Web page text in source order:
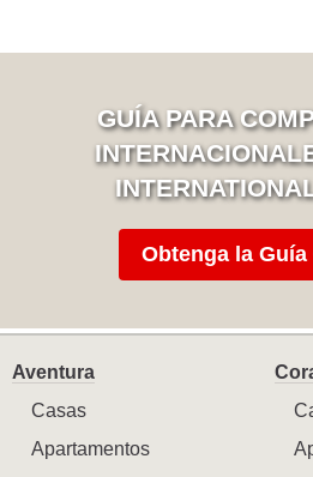
GUÍA PARA
Obtenga la
Aventura
Casas
Apartamentos